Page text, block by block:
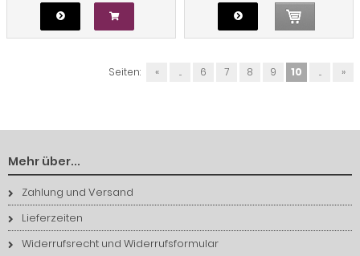
Seiten: « ... 6 7 8 9 10 ... »
Mehr über...
Zahlung und Versand
Lieferzeiten
Widerrufsrecht und Widerrufsformular